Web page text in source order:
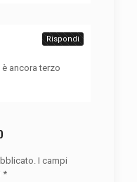
ancora terzo
Rispondi
I campi
*